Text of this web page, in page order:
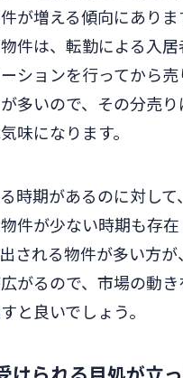
が増える傾向にありま
件は、転勤による入
ションを行ってから売
多いので、その分売り
味になります。
時期があるのに対して
件が少ない時期も存在
される物件が多い方が
がるので、市場の動
と良いでしょう。